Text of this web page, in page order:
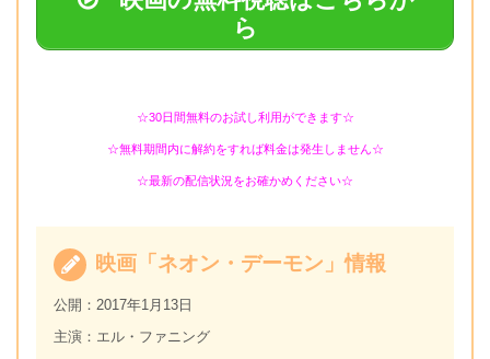
ら
☆30日間無料のお試し利用ができます☆
☆無料期間内に解約をすれば料金は発生しません☆
☆最新の配信状況をお確かめください☆
映画「ネオン・デーモン」情報
公開：2017年1月13日
主演：エル・ファニング